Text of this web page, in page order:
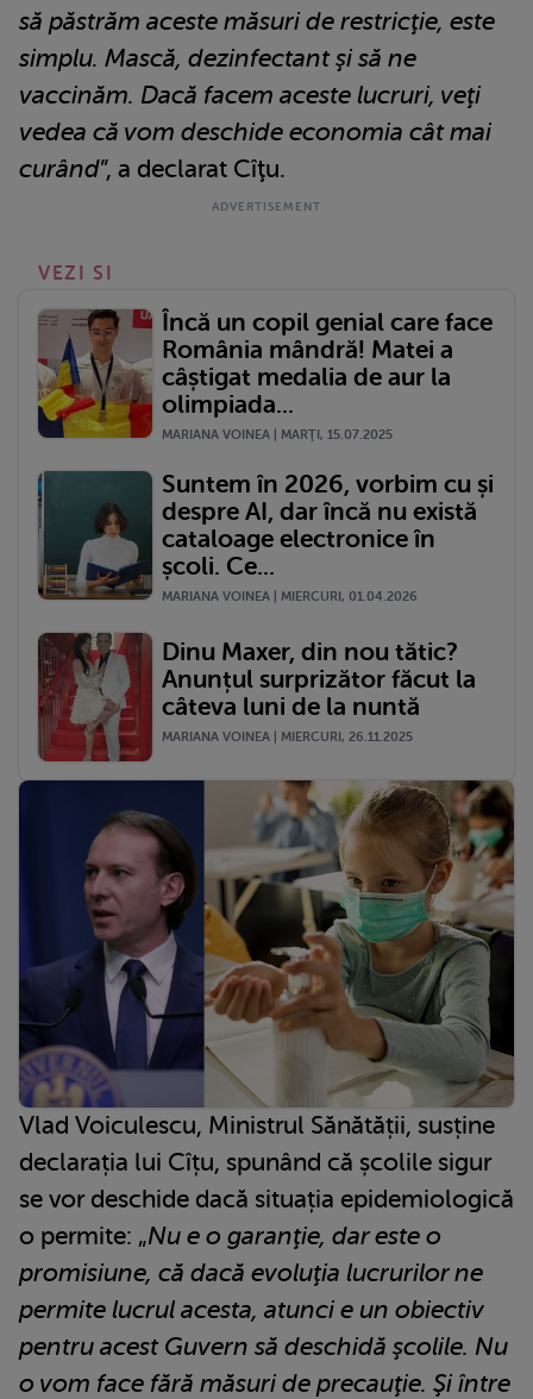
să păstrăm aceste măsuri de restricţie, este
simplu. Mască, dezinfectant şi să ne
vaccinăm. Dacă facem aceste lucruri, veţi
vedea că vom deschide economia cât mai
curând”, a declarat Cîţu.
VEZI SI
Încă un copil genial care face
România mândră! Matei a
câștigat medalia de aur la
olimpiada...
MARIANA VOINEA | MARŢI, 15.07.2025
Suntem în 2026, vorbim cu și
despre AI, dar încă nu există
cataloage electronice în
școli. Ce...
MARIANA VOINEA | MIERCURI, 01.04.2026
Dinu Maxer, din nou tătic?
Anunțul surprizător făcut la
câteva luni de la nuntă
MARIANA VOINEA | MIERCURI, 26.11.2025
Vlad Voiculescu, Ministrul Sănătății, susține
declarația lui Cîțu, spunând că școlile sigur
se vor deschide dacă situația epidemiologică
o permite: „Nu e o garanţie, dar este o
promisiune, că dacă evoluţia lucrurilor ne
permite lucrul acesta, atunci e un obiectiv
pentru acest Guvern să deschidă şcolile. Nu
o vom face fără măsuri de precauţie. Şi între